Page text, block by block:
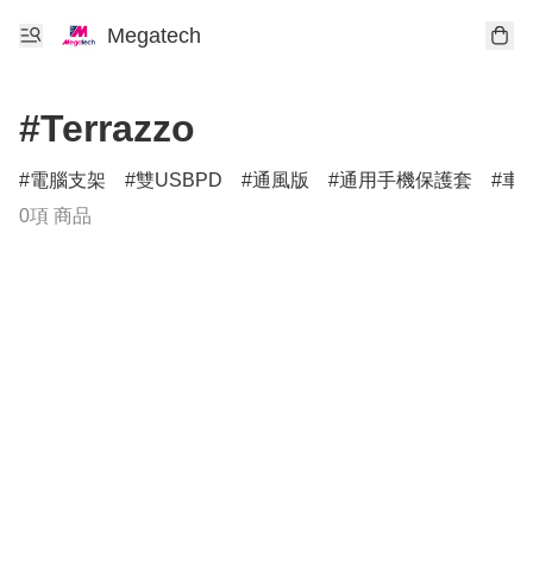
Megatech
#Terrazzo
電腦支架 雙USBPD 通風版 通用手機保護套
車
0項 商品